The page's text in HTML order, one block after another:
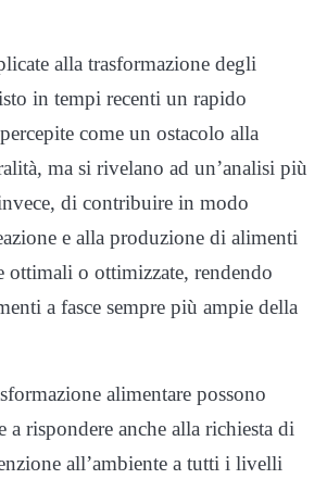
alla trasformazione degli
in tempi recenti un rapido
come un ostacolo alla
ma si rivelano ad un’analisi più
di contribuire in modo
e alla produzione di alimenti
ottimali o ottimizzate, rendendo
a fasce sempre più ampie della
alimentare possono
rispondere anche alla richiesta di
all’ambiente a tutti i livelli